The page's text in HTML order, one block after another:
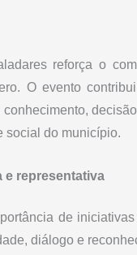
reforça o
O evento
social do município.
e representativa
de
diálogo e